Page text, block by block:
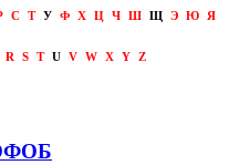
С Т У Ф Х Ц Ч Ш Щ Э Ю Я
R S T U V W X Y Z